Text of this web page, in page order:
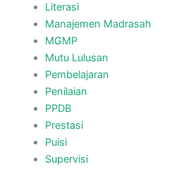
Literasi
Manajemen Madrasah
MGMP
Mutu Lulusan
Pembelajaran
Penilaian
PPDB
Prestasi
Puisi
Supervisi